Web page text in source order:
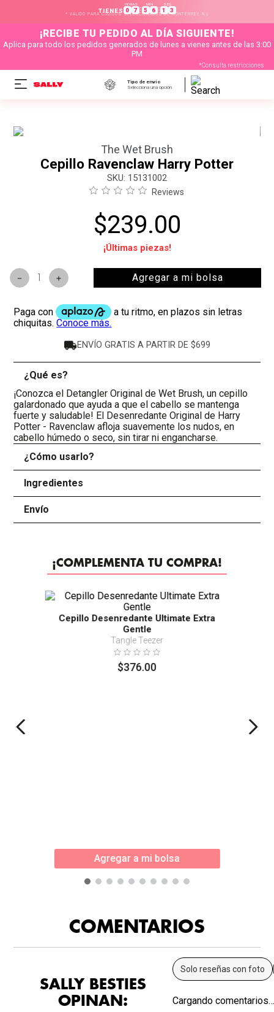
TIENES
HORAS
0 7 :
MIN
5 6 :
SEG
1 3
* VÁLIDO PARA CÓDIGOS SELECCIONADOS DE MONTERREY N.L
¡RECIBE TU PEDIDO AL DÍA SIGUIENTE!
Aplica para todo los pedidos generados de lunes a vienes antes de las 3:00
PM
*Consulta restricciones
Tipo de envío
Selecciona una opción
The Wet Brush
Cepillo Ravenclaw Harry Potter
: 15131002
Reviews
$239.00
¡Últimas piezas!
＋
－ Agregar a mi bolsa
ENVÍO GRATIS A PARTIR DE $699
¿Qué es?
¡Conozca el Detangler Original de Wet Brush, un cepillo
galardonado que ayuda a que el cabello se mantenga
fuerte y saludable! El Desenredante Original de Harry
Potter - Ravenclaw afloja suavemente los nudos, en
cabello húmedo o seco, sin tirar ni engancharse.
¿Cómo usarlo?
Ingredientes
Envío
¡COMPLEMENTA TU COMPRA!
Cepillo Desenredante Ultimate Extra
Gentle
Tangle Teezer
$376.00
Agregar a mi bolsa
COMENTARIOS
SALLY BESTIES
OPINAN:
Solo reseñas con foto
Cargando